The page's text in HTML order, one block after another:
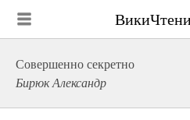
Совершенно секретно
Бирюк Александр